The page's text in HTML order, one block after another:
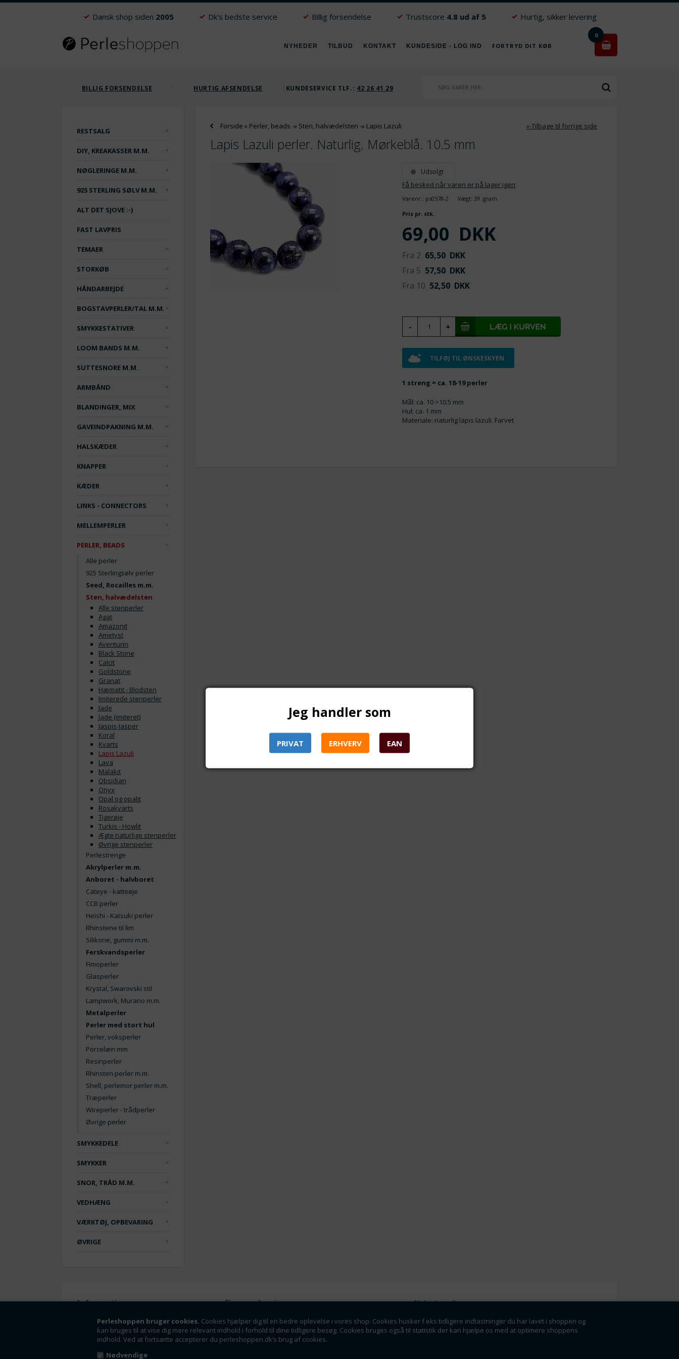
Perleshoppen bruger cookies. Cookies hjælper dig til en bedre oplevelse i vores shop. Cookies husker f.eks tidligere indtastninger du har lavet i shoppen og
kan bruges til at vise dig mere relevant indhold i forhold til dine tidligere besøg. Cookies bruges også til statistik der kan hjælpe os med at optimere shoppens
indhold. Ved at fortsætte accepterer du perleshoppen.dk’s brug af cookies.
Nødvendige
Dansk shop siden 2005 Dk's bedste service Billig forsendelse Trustscore 4.8 ud af 5 Hurtig, sikker levering
NYHEDER TILBUD KONTAKT KUNDESIDE - LOG IND FORTRYD DIT KØB
0
BILLIG FORSENDELSE HURTIG AFSENDELSE KUNDESERVICE TLF.: 42 26 41 29
RESTSALG
DIY, KREAKASSER M.M.
NØGLERINGE M.M.
925 STERLING SØLV M.M.
ALT DET SJOVE :-)
FAST LAVPRIS
TEMAER
STORKØB
HÅNDARBEJDE
BOGSTAVPERLER/TAL M.M.
SMYKKESTATIVER
LOOM BANDS M.M.
SUTTESNORE M.M.
ARMBÅND
BLANDINGER, MIX
GAVEINDPAKNING M.M.
HALSKÆDER
KNAPPER
KÆDER
LINKS - CONNECTORS
MELLEMPERLER
PERLER, BEADS
Alle perler
925 Sterlingsølv perler
Seed, Rocailles m.m.
Sten, halvædelsten
Alle stenperler
Agat
Amazonit
Ametyst
Aventurin
Black Stone
Calcit
Goldstone
Granat
Hæmatit - Blodsten
Imiterede stenperler
Jade
Jade (imiteret)
Jaspis-Jasper
Koral
Kvarts
Lapis Lazuli
Lava
Malakit
Obsidian
Onyx
Opal og opalit
Rosakvarts
Tigerøje
Turkis - Howlit
Ægte naturlige stenperler
Øvrige stenperler
Perlestrenge
Akrylperler m.m.
Anboret - halvboret
Cateye - katteøje
CCB perler
Heishi - Katsuki perler
Rhinstene til lim
Silikone, gummi m.m.
Ferskvandsperler
Fimoperler
Glasperler
Krystal, Swarovski stil
Lampwork, Murano m.m.
Metalperler
Perler med stort hul
Perler, voksperler
Porcelæn mm
Resinperler
Rhinsten perler m.m.
Shell, perlemor perler m.m.
Træperler
Wireperler - trådperler
Øvrige perler
SMYKKEDELE
SMYKKER
SNOR, TRÅD M.M.
VEDHÆNG
VÆRKTØJ, OPBEVARING
ØVRIGE
Forside » Perler, beads -» Sten, halvædelsten -» Lapis Lazuli «-Tilbage til forrige side
Lapis Lazuli perler. Naturlig. Mørkeblå. 10.5 mm
Udsolgt
Få besked når varen er på lager igen
Varenr.: ps0578-2 Vægt:39 gram
Pris pr. stk.
69,00 DKK
Fra 2 65,50 DKK
Fra 5 57,50 DKK
Fra 10 52,50 DKK
TILFØJ TIL ØNSKESKYEN
1 streng = ca. 18-19 perler
Mål: ca. 10 >10.5 mm
Hul: ca. 1 mm
Materiale: naturlig lapis lazuli. Farvet
Information
Handelsbetingelser
Fortrydelsesret
Nyheder
Firmaoplysninger
Perleshoppen ApS
Linde Allé 8
6400 Sønderborg
Nyhedsmail
Tilmeld dig vores nyhedsbrev og få rabatter og
tilbud som en af de første.
Jeg handler som
PRIVAT ERHVERV EAN